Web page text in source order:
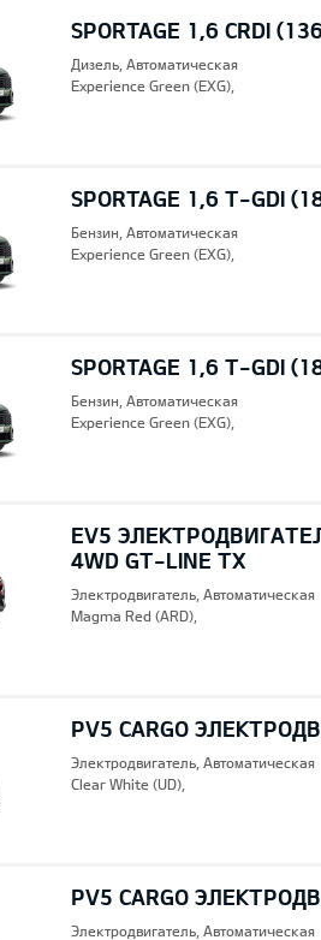
SPORTAGE 1,6 CRDI
Дизель, Автоматическая
Experience Green (EXG),
SPORTAGE 1,6 T-GDI
Бензин, Автоматическая
Experience Green (EXG),
SPORTAGE 1,6 T-GDI
Бензин, Автоматическая
Experience Green (EXG),
EV5
4WD GT-LINE TX
Электродвигатель, Автоматическая
Magma Red (ARD),
PV5 CARGO
Электродвигатель, Автоматическая
Clear White (UD),
PV5 CARGO
Электродвигатель, Автоматическая